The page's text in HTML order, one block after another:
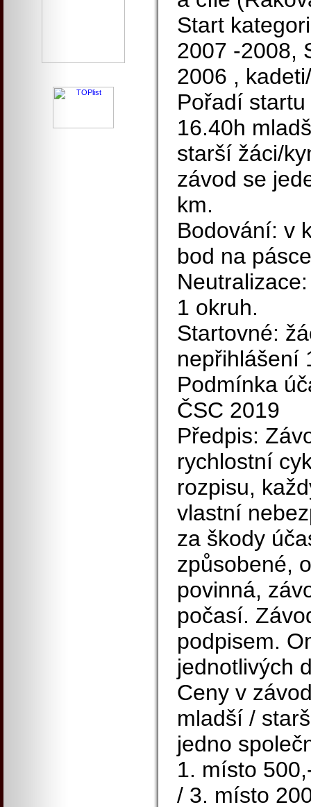
Start
2007 -2008,
2006 ,
Pořadí
16.40h
starší žáci/
závod se
km.
Bodování: v
bod na
1 okruh.
Startovné:
nepřihlášení
Podmínka
ČSC 2019
Předpis:
rychlostní
rozpisu,
vlastní
za škody
způsobené,
povinná,
počasí.
podpisem.
jednotlivých
Ceny v
mladší /
jedno
1. místo
/ 3. místo